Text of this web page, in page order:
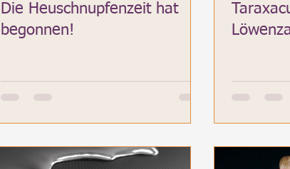
Die Heuschnupfenzeit hat
begonnen!